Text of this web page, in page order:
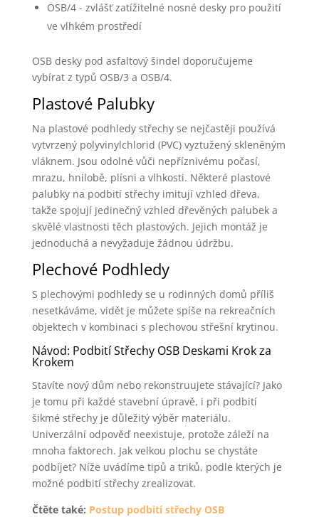
OSB/4 - zvlášť zatížitelné nosné desky pro použití
ve vlhkém prostředí
OSB desky pod asfaltový šindel doporučujeme
vybírat z typů OSB/3 a OSB/4.
Plastové Palubky
Na plastové podhledy střechy se nejčastěji používá
vytvrzený polyvinylchlorid (PVC) vyztužený skleněným
vláknem. Jsou odolné vůči nepříznivému počasí,
mrazu, hnilobě, plísni a vlhkosti. Některé plastové
palubky na podbití střechy imitují vzhled dřeva,
takže spojují jedinečný vzhled dřevěných palubek a
skvělé vlastnosti těch plastových. Jejich montáž je
jednoduchá a nevyžaduje žádnou údržbu.
Plechové Podhledy
S plechovými podhledy se u rodinných domů příliš
nesetkáváme, vidět je můžete spíše na rekreačních
objektech v kombinaci s plechovou střešní krytinou.
Návod: Podbití Střechy OSB Deskami Krok za
Krokem
Stavíte nový dům nebo rekonstruujete stávající? Jako
je tomu při každé stavební úpravě, i při podbití
šikmé střechy je důležitý výběr materiálu.
Univerzální odpověď neexistuje, protože záleží na
mnoha faktorech. Jak velkou plochu se chystáte
podbíjet? Níže uvádíme tipů a triků, podle kterých je
možné podbití střechy zrealizovat.
Čtěte také: Postup podbití střechy OSB